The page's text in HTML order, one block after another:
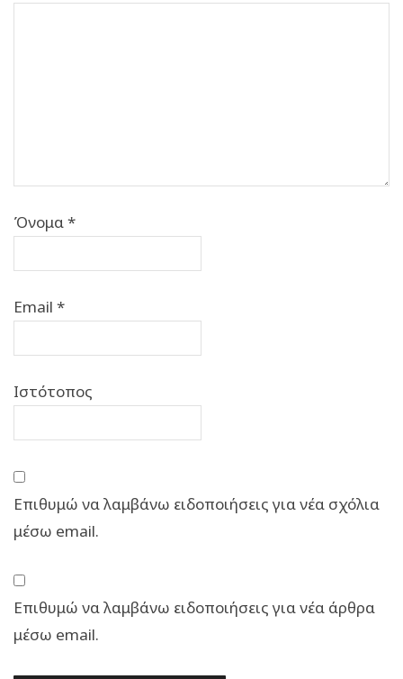
Όνομα*
Email *
Ιστότοπος
Επιθυμώ να λαμβάνω ειδοποιήσεις για νέα σχόλια
μέσω email.
Επιθυμώ να λαμβάνω ειδοποιήσεις για νέα άρθρα
μέσω email.